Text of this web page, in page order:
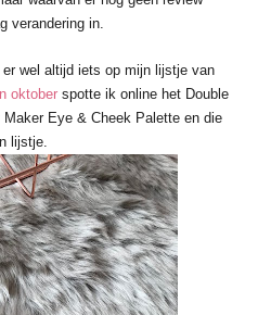
verandering in.
wel altijd iets op mijn lijstje van
oktober spotte ik online het Double
Eye & Cheek Palette en die
lijstje.